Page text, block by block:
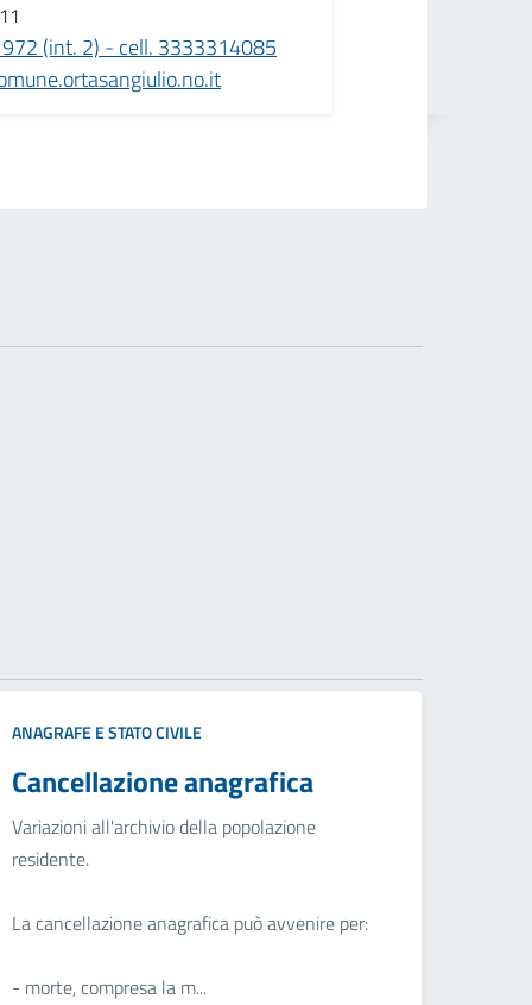
(int. 2) - cell. 3333314085
ANAGRAFE E STATO CIVILE
Cancellazione anagrafica
Variazioni all'archivio della popolazione
residente.
La cancellazione anagrafica può avvenire per:
- morte, compresa la m...